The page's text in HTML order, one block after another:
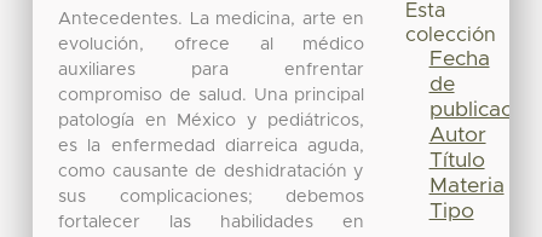
Antecedentes. La medicina, arte en
evolución, ofrece al médico
auxiliares para enfrentar
compromiso de salud. Una principal
patología en México y pediátricos,
es la enfermedad diarreica aguda,
como causante de deshidratación y
sus complicaciones; debemos
fortalecer las habilidades en
Esta
colección
Fecha
de
publicación
Autor
Título
Materia
Tipo